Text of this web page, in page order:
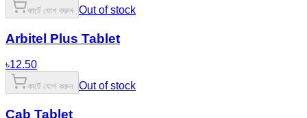
কার্টে যোগ করুন Out of stock
Arbitel Plus Tablet
৳12.50
কার্টে যোগ করুন Out of stock
Cab Tablet